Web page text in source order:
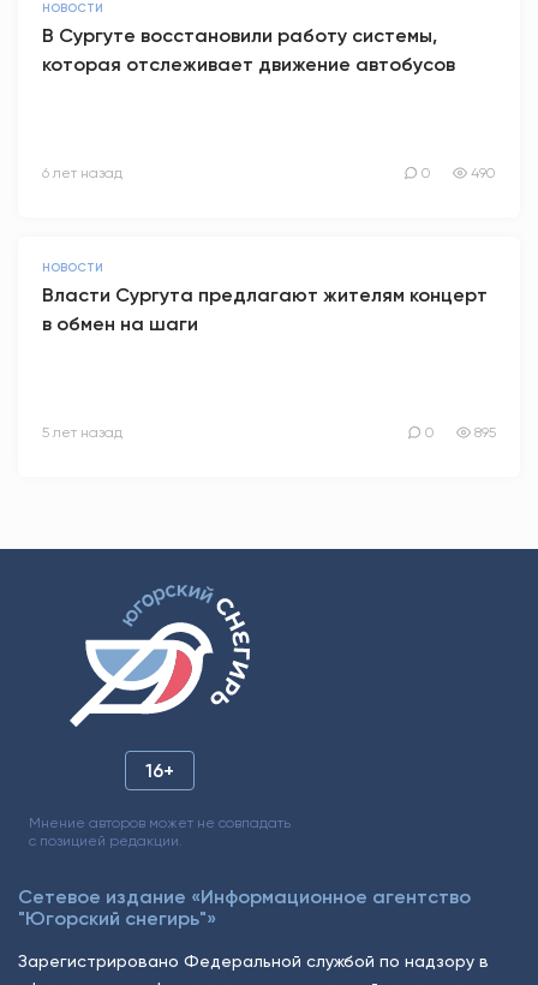
НОВОСТИ
В Сургуте восстановили работу системы,
которая отслеживает движение автобусов
6 лет назад 0 490
НОВОСТИ
Власти Сургута предлагают жителям концерт
в обмен на шаги
5 лет назад 0 895
16+
Мнение авторов может не совпадать
с позицией редакции.
Сетевое издание «Информационное агентство
"Югорский снегирь"»
Зарегистрировано Федеральной службой по надзору в